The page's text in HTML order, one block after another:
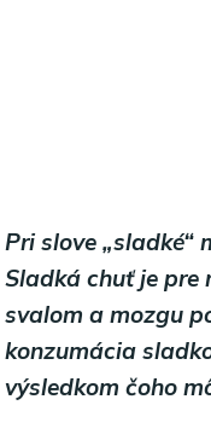
Pri slove „sladké“
Sladká chuť je pre
svalom a mozgu
konzumácia
výsledkom čoho